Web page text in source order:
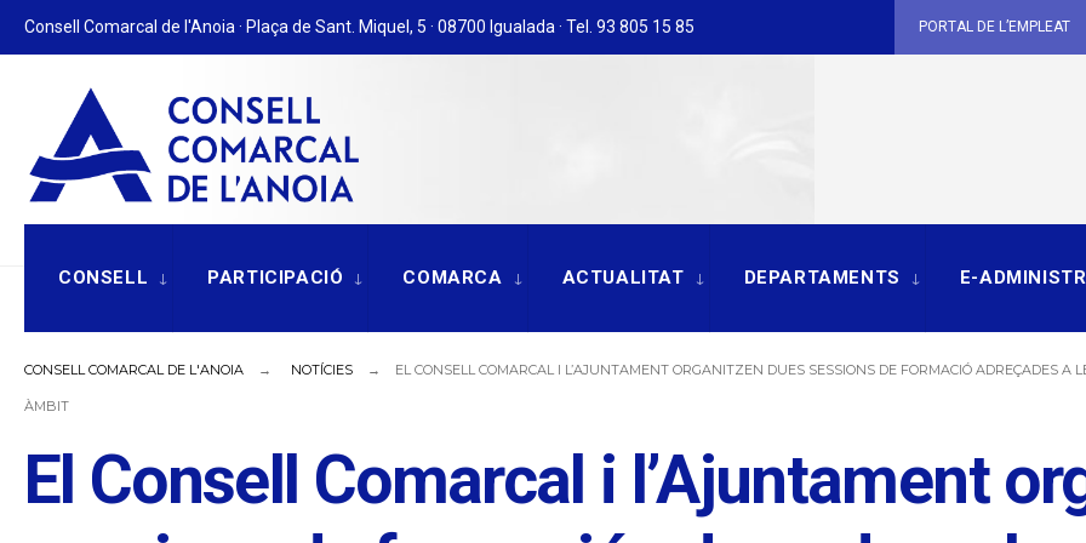
Skip
to
Consell Comarcal de l'Anoia · Plaça de Sant. Miquel, 5 · 08700 Igualada · Tel. 93 805 15 85 PORTAL DE L’EMPLEAT
CONSELL PARTICIPACIÓ COMARCA ACTUALITAT DEPARTAMENTS E-
CONSELL COMARCAL DE L'ANOIA NOTÍCIES EL CONSELL COMARCAL I L’AJUNTAMENT ORGANITZEN DUES SESSIONS DE FORMACIÓ ADREÇADES
ÀMBIT
El Consell Comarcal i l’Ajuntament